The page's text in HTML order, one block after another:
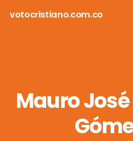
votocristiano.com.co
MauroJosé
Góm